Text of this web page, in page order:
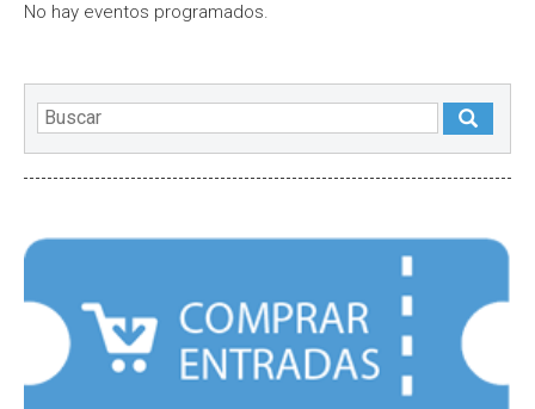
No hay eventos programados.